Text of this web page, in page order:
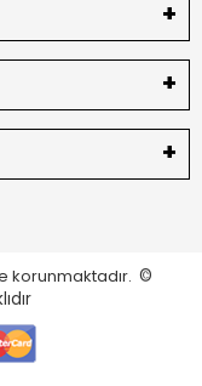
korunmaktadır. ©